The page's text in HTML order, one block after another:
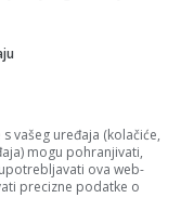
i
a tri postupka
što predstavlja
je
vašeg uređaja (kolačiće,
mogu pohranjivati,
ova web-
precizne podatke o